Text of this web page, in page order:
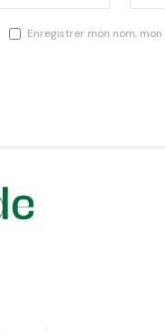
Enregistrer mon nom,